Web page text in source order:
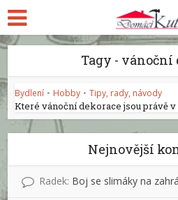
Tagy - vánoční
Bydlení • Hobby • Tipy, rady, návody
Které vánoční dekorace jsou právě
Nejnovější
Radek: Boj se slimáky na